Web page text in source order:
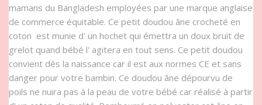
mamans du Bangladesh employées par une marque anglaise
de commerce équitable. Ce petit doudou âne crocheté en
coton est munie d' un hochet qui émettra un doux bruit de
grelot quand bébé l' agitera en tout sens. Ce petit doudou
convient dès la naissance car il est aux normes CE et sans
danger pour votre bambin. Ce doudou âne dépourvu de
poils ne nuira pas à la peau de votre bébé car réalisé à partir